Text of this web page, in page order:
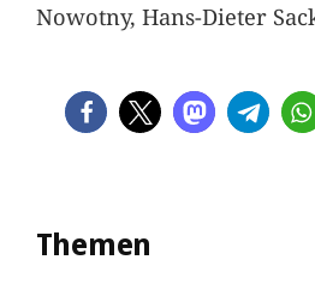
Nowotny, Hans-Dieter
Themen